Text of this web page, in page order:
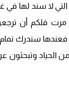
لا سند لها في
مرت فلكم أن
سندرك تمام
الحياد وتبحثون